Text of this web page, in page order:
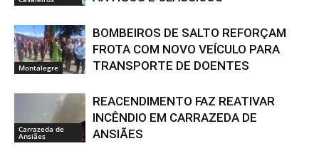
Montalegre
BOMBEIROS DE SALTO REFORÇAM
FROTA COM NOVO VEÍCULO PARA
TRANSPORTE DE DOENTES
Carrazeda de
Ansiães
REACENDIMENTO FAZ REATIVAR
INCÊNDIO EM CARRAZEDA DE
ANSIÃES